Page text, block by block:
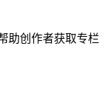
助创作者获取专栏